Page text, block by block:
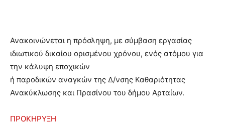
Ανακοινώνεται η πρόσληψη, µε σύµβαση εργασίας
ιδιωτικού δικαίου ορισµένου χρόνου, ενός ατόµου για
την κάλυψη εποχικών
ή παροδικών αναγκών της ∆/νσης Καθαριότητας
Ανακύκλωσης και Πρασίνου του δήµου Αρταίων.
ΠΡΟΚΗΡΥΞΗ